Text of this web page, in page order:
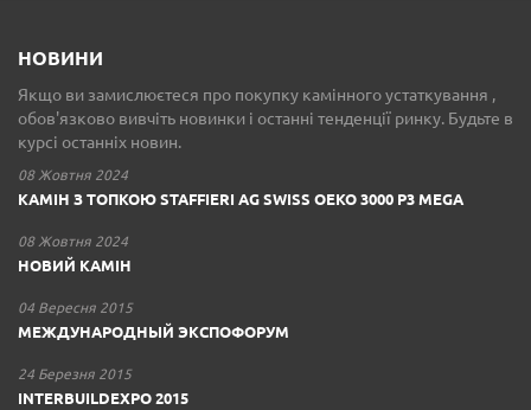
НОВИНИ
Якщо ви замислюєтеся про покупку камінного устаткування ,
обов'язково вивчіть новинки і останні тенденції ринку. Будьте в
курсі останніх новин.
08 Жовтня 2024
КАМІН З ТОПКОЮ STAFFIERI AG SWISS OEKO 3000 P3 MEGA
08 Жовтня 2024
НОВИЙ КАМІН
04 Вересня 2015
МЕЖДУНАРОДНЫЙ ЭКСПОФОРУМ
24 Березня 2015
INTERBUILDEXPO 2015